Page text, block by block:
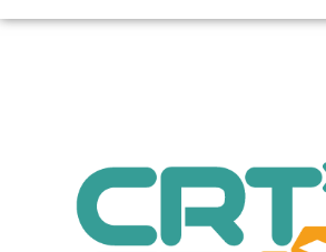
balance de tres
Leer más